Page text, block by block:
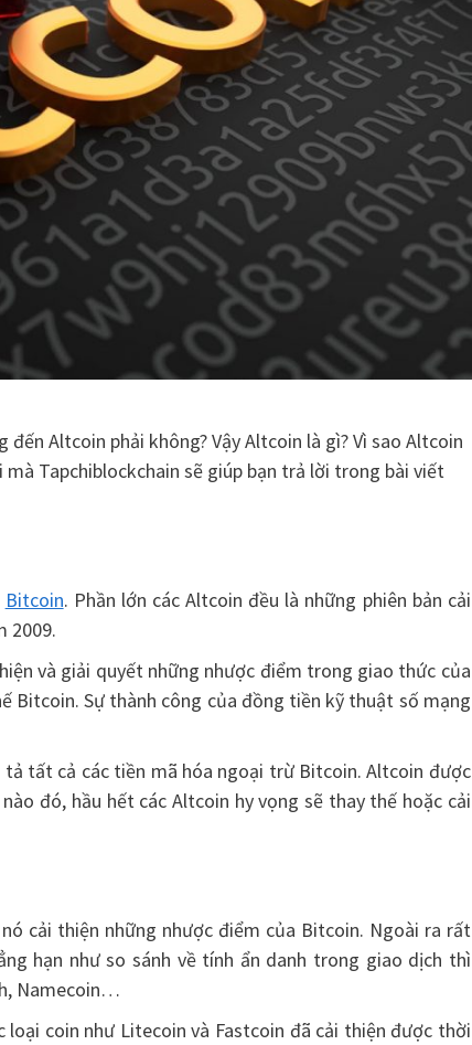
Altcoin phải không? Vậy Altcoin là gì? Vì sao Altcoin
Tapchiblockchain sẽ giúp bạn trả lời trong bài viết
Bitcoin. Phần lớn các Altcoin đều là những phiên bản cải
2009.
và giải quyết những nhược điểm trong giao thức của
Sự thành công của đồng tiền kỹ thuật số mạng
tất cả các tiền mã hóa ngoại trừ Bitcoin. Altcoin được
đó, hầu hết các Altcoin hy vọng sẽ thay thế hoặc cải
cải thiện những nhược điểm của Bitcoin. Ngoài ra rất
hạn như so sánh về tính ẩn danh trong giao dịch thì
Namecoin…
coin như Litecoin và Fastcoin đã cải thiện được thời